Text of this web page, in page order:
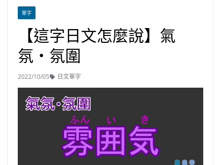
單字
【這字日文怎麼說】氣
氛・氛圍
2022/10/05 日文單字